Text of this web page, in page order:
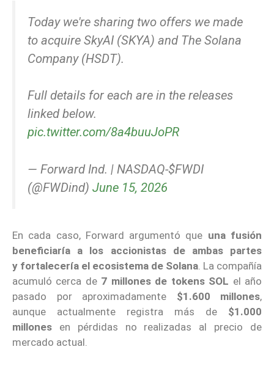
Today we're sharing two offers we made
to acquire SkyAI (SKYA) and The Solana
Company (HSDT).
Full details for each are in the releases
linked below.
pic.twitter.com/8a4buuJoPR
— Forward Ind. | NASDAQ-$FWDI
(@FWDind) June 15, 2026
En cada caso, Forward argumentó que una fusión
beneficiaría a los accionistas de ambas partes
y fortalecería el ecosistema de Solana . La compañía
acumuló cerca de7 millones de tokens SOL el año
pasado por aproximadamente $1.600 millones,
aunque actualmente registra más de $1.000
millones en pérdidas no realizadas al precio de
mercado actual.